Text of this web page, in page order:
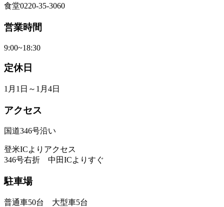
食堂0220-35-3060
営業時間
9:00~18:30
定休日
1月1日～1月4日
アクセス
国道346号沿い
登米ICよりアクセス
346号右折 中田ICよりすぐ
駐車場
普通車50台 大型車5台